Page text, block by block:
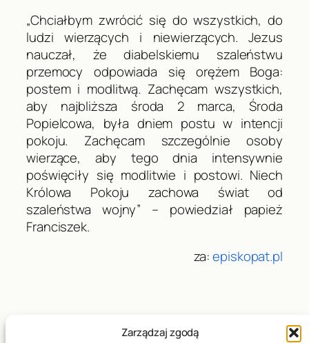
Zarządzaj zgodą
„Chciałbym zwrócić się do wszystkich, do
ludzi wierzących i niewierzących. Jezus
nauczał, że diabelskiemu szaleństwu
przemocy odpowiada się orężem Boga:
postem i modlitwą. Zachęcam wszystkich,
aby najbliższa środa 2 marca, Środa
Popielcowa, była dniem postu w intencji
pokoju. Zachęcam szczególnie osoby
wierzące, aby tego dnia intensywnie
poświęciły się modlitwie i postowi. Niech
Królowa Pokoju zachowa świat od
szaleństwa wojny” – powiedział papież
Franciszek.
za:episkopat.pl